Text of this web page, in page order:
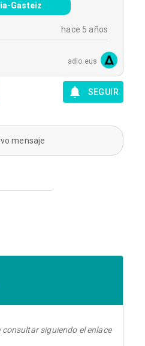
Gasteiz
hace 5 años
adio.eus
SEGUIR
mensaje
siguiendo el enlace